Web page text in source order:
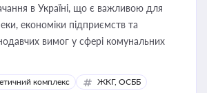
в Україні, що є важливою для
економіки підприємств та
вимог у сфері комунальних
комплекс ЖКГ, ОСББ